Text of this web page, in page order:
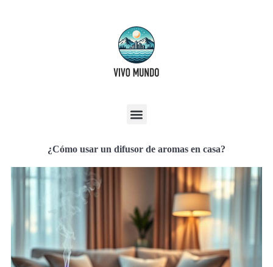
¿Cómo usar un difusor de aromas en casa?